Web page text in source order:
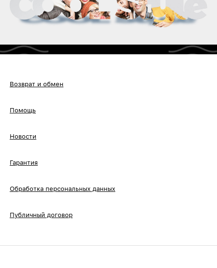
Возврат и обмен
Помощь
Новости
Гарантия
Обработка персональных данных
Публичный договор